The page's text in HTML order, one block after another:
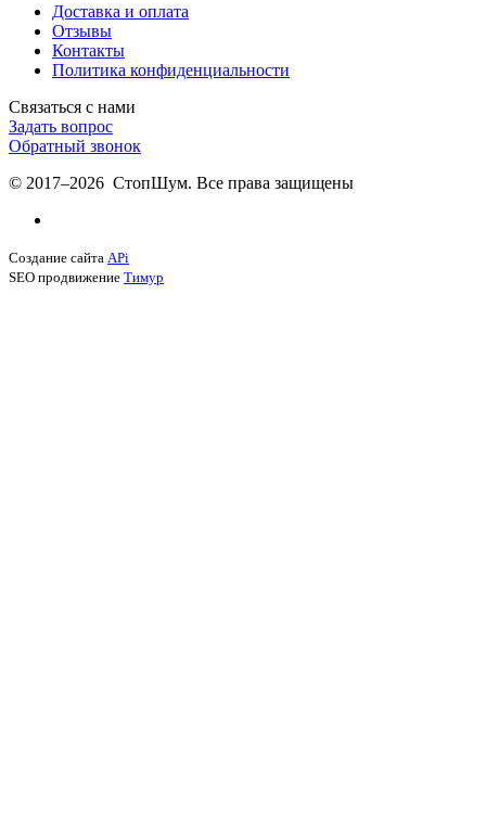
Доставка и оплата
Отзывы
Контакты
Политика конфиденциальности
Связаться с нами
Задать вопрос
Обратный звонок
© 2017–2026 СтопШум. Все права защищены
Создание сайта APi
SEO продвижение Тимур